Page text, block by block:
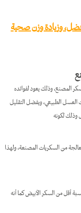
وزيادة وزن صحية
المصنع، وذلك يعود لفوائده
العسل الطبيعي، ويفضل التقليل
وذلك لكونه
من السكريات المصنعة، ولهذا
أقل من السكر الأبيض كما أنه